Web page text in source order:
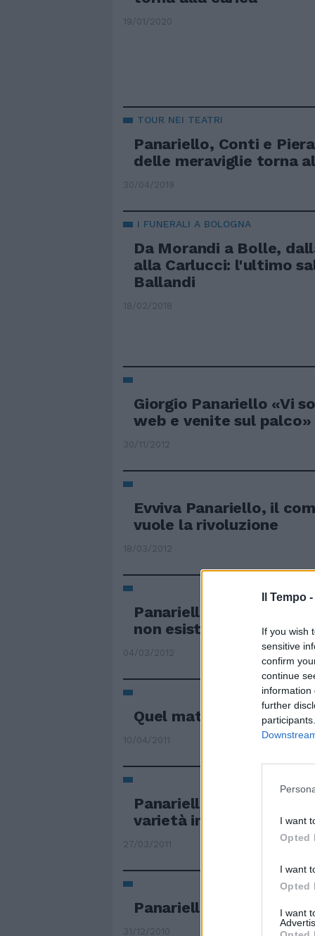
Il Tempo -
If you wish
sensitive
confirm
continue
information
further
I want
Opted
I want
Opted
I want
19/01/2020
TOUR NEI TEATRI
Panariello, Conti e
delle meraviglie torna
30/04/2019
I FUNERALI A BOLOGNA
Da Morandi a Bolle,
alla Carlucci: l'ultimo
Ballandi
18/02/2018
Giorgio Panariello «Vi
web e venite sul palco»
30/11/2012
Evviva Panariello, il
vuole la rivoluzione
18/03/2012
Panariello chi? Storia
non esiste
04/03/2012
Quel mattatore di
10/04/2011
Panariello dopo il teatro
varietà in tv
27/03/2011
Panariello show
31/12/2010